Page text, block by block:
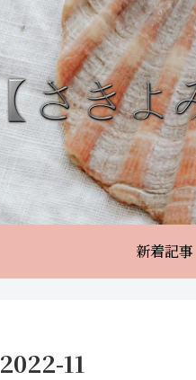
新着記事
2022-11